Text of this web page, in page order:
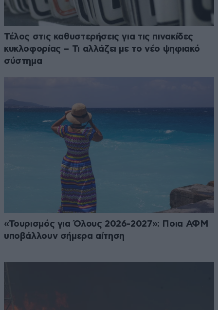
Τέλος στις καθυστερήσεις για τις πινακίδες
κυκλοφορίας – Τι αλλάζει με το νέο ψηφιακό
σύστημα
«Τουρισμός για Όλους 2026-2027»: Ποια ΑΦΜ
υποβάλλουν σήμερα αίτηση